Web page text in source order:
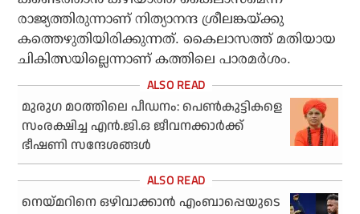
രാജ്യത്തിരുന്നാണ് നിത്യാനന്ദ ശ്രീലങ്കയ്ക്കു
കത്തെഴുതിയിരിക്കുന്നത്. കൈലാസത്ത് മതിയായ
ചികിത്സയില്ലെന്നാണ് കത്തിലെ പാരമര്‍ശം.
മുരുഗ മഠത്തിലെ പീഡനം: പെണ്‍കുട്ടികളെ
സംരക്ഷിച്ച എന്‍.ജി.ഒ ജീവനക്കാര്‍ക്ക്
ഭീഷണി സന്ദേശങ്ങള്‍
നെയ്മറിനെ ഒഴിവാക്കാന്‍ എംബാപ്പെയുടെ